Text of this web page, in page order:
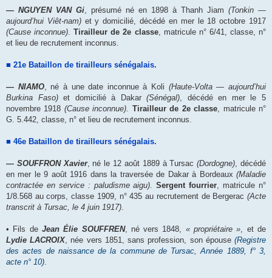
― NGUYEN VAN Gi , présumé né en 1898 à Thanh Jiam (Tonkin ―
aujourd’hui Viêt-nam)et y domicilié, décédé en mer le 18 octobre 1917
(Cause inconnue) .Tirailleur de 2e classe, matricule n° 6/41, classe, n°
et lieu de recrutement inconnus.
■ 21e Bataillon de tirailleurs sénégalais.
― NIAMO, né à une date inconnue à Koli (Haute-Volta ― aujourd’hui
Burkina Faso)et domicilié à Dakar(Sénégal) , décédé en mer le 5
novembre 1918 (Cause inconnue) Tirailleur de 2e classe , matricule n°
G. 5.442, classe, n° et lieu de recrutement inconnus.
■ 46e Bataillon de tirailleurs sénégalais.
― SOUFFRON Xavier, né le 12 août 1889 à Tursac(Dordogne) , décédé
en mer le 9 août 1916 dans la traversée de Dakar à Bordeaux (Maladie
contractée en service : paludisme aigu) .Sergent fourrier , matricule n°
1/8.568 au corps, classe 1909, n° 435 au recrutement de Bergerac (Acte
transcrit à Tursac, le 4 juin 1917)
• Fils de Jean Élie SOUFFREN, né vers 1848, « propriétaire » , et de
Lydie LACROIX , née vers 1851, sans profession, son épouse(Registre
des actes de naissance de la commune de Tursac, Année 1889, f° 3,
acte n° 10)